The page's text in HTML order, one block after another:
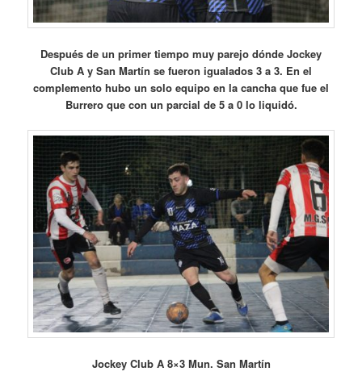
Después de un primer tiempo muy parejo dónde Jockey
Club A y San Martín se fueron igualados 3 a 3. En el
complemento hubo un solo equipo en la cancha que fue el
Burrero que con un parcial de 5 a 0 lo liquidó.
Jockey Club A 8×3 Mun. San Martín